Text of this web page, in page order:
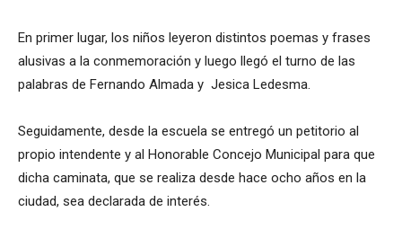
En primer lugar, los niños leyeron distintos poemas y frases
alusivas a la conmemoración y luego llegó el turno de las
palabras de Fernando Almada y Jesica Ledesma.
Seguidamente, desde la escuela se entregó un petitorio al
propio intendente y al Honorable Concejo Municipal para que
dicha caminata, que se realiza desde hace ocho años en la
ciudad, sea declarada de interés.